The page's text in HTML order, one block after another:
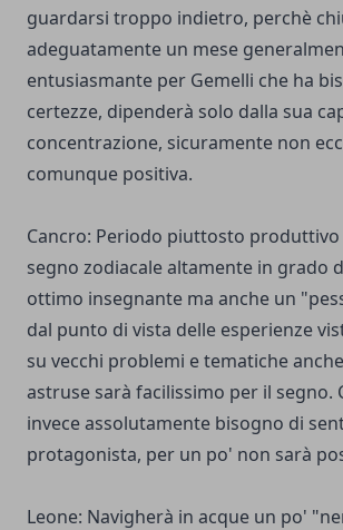
guardarsi troppo indietro, perchè
adeguatamente un mese
entusiasmante per Gemelli che ha
certezze, dipenderà solo dalla sua
concentrazione, sicuramente non
comunque positiva.
Cancro: Periodo piuttosto produttivo
segno zodiacale altamente in grado
ottimo insegnante ma anche un
dal punto di vista delle esperienze
su vecchi problemi e tematiche
astruse sarà facilissimo per il segno.
invece assolutamente bisogno di
protagonista, per un po' non sarà
Leone: Navigherà in acque un po'